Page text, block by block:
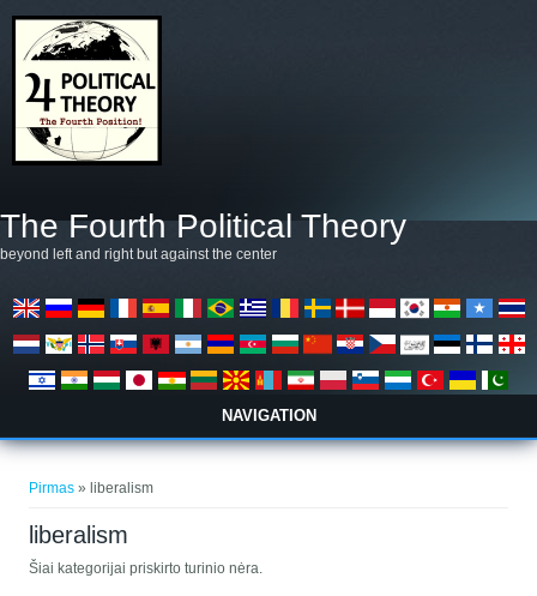
The Fourth Political Theory
beyond left and right but against the center
NAVIGATION
Pirmas » liberalism
liberalism
Šiai kategorijai priskirto turinio nėra.